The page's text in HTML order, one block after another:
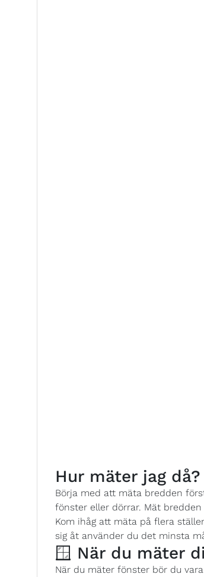
Hur mäter jag då?
Börja med att mäta bredden
fönster eller dörrar. Mät
Kom ihåg att mäta på flera
sig åt använder du det minsta
🪟 När du mäter
När du mäter fönster bör du